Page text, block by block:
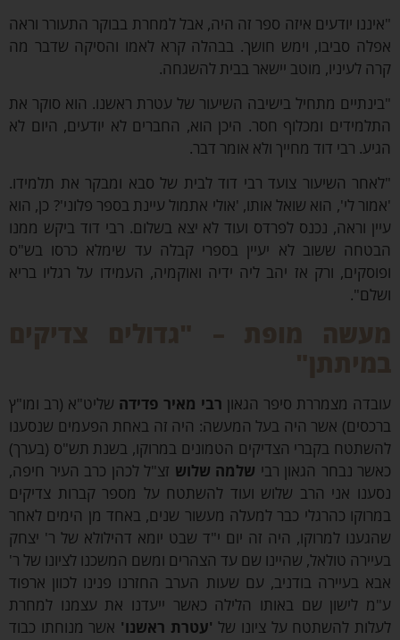
יודעים איזה ספר זה היה, אבל למחרת בבוקר התעורר וראה
סביבו, וימש חושך. בבהלה קרא לאמו והסיקה שדבר מה
לעיניו, מוטב יישאר בבית להשגחה.
מתחיל בישיבה השיעור של עטרת ראשנו. הוא סוקר את
ומכלוף חסר. היכן הוא, החברים לא יודעים, היום לא
רבי דוד מחייך ולא אומר דבר.
השיעור צועד רבי דוד לבית של סבא ומבקר את תלמידו.
לי', הוא שואל אותו, 'אולי אתמול עיינת בספר פלוני'? כן, הוא
וראה, נכנס לפרדס ועוד לא יצא בשלום. רבי דוד ביקש ממנו
ששוב לא יעיין בספרי קבלה עד שימלא כרסו בש"ס
ורק אז יהב ליה ידיה ואוקמיה, העמידו על רגליו בריא
מצמררת סיפר הגאוןרבי מאיר פדידהשליט"א (רב ומו"ץ
אשר היה בעל המעשה: היה זה באחת הפעמים שנסענו
בקברי הצדיקים הטמונים במרוקו, בשנת תש"ס (בערך)
נבחר הגאון רבי שלמה שלושזצ"ל לכהן כרב העיר חיפה,
אני הרב שלוש ועוד להשתטח על מספר קברות צדיקים
כהרגלי כבר למעלה מעשור שנים, באחד מן הימים לאחר
למרוקו, היה זה יום י"ד שבט יומא דהילולא של ר' יצחק
טולאל, שהיינו שם עד הצהרים ומשם המשכנו לציונו של ר'
בעיירה בודניב, עם שעות הערב החזרנו פנינו לכוון ארפוד
לישון שם באותו הלילה כאשר ייעדנו את עצמנו למחרת
להשתטח על ציונו של 'עטרת ראשנו'אשר מנוחתו כבוד